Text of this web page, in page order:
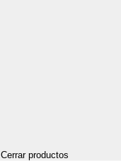
Cerrar productos